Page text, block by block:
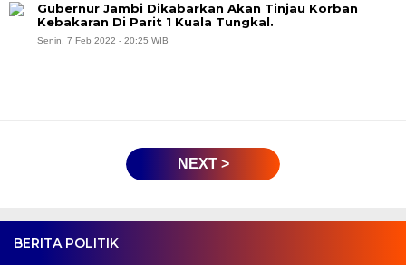
BERITA POLITIK
Gubernur Jambi Dikabarkan Akan Tinjau Korban
Kebakaran Di Parit 1 Kuala Tungkal.
Senin, 7 Feb 2022 - 20:25 WIB
NEXT >